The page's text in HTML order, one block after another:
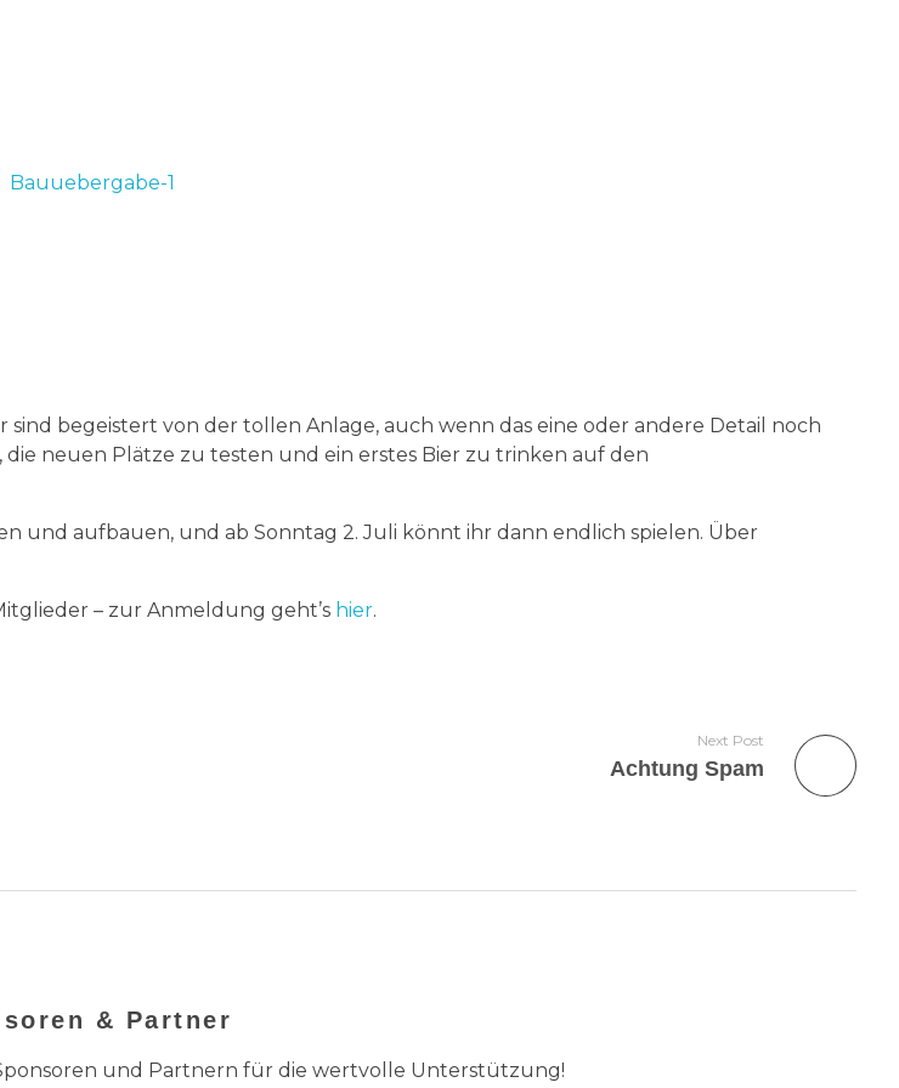
begeistert von der tollen Anlage, auch wenn das eine oder andere Detail noch
neuen Plätze zu testen und ein erstes Bier zu trinken auf den
und aufbauen, und ab Sonntag 2. Juli könnt ihr dann endlich spielen. Über
– zur Anmeldung geht’s hier.
Next Post
Achtung Spam
& Partner
und Partnern für die wertvolle Unterstützung!